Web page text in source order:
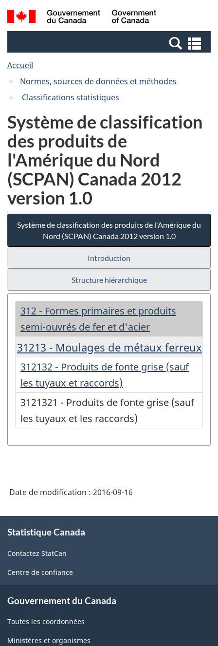
Passer
au
Passer
à
Canada
Recherche
et
et
Accueil
Normes, sources de données et méthodes
Classifications statistiques
Système de classification
des produits de
l'Amérique du Nord
(SCPAN) Canada 2012
version 1.0
Système de classification des produits de l'Amérique du
Nord (SCPAN) Canada 2012 version 1.0
Introduction
Structure hiérarchique
312 - Formes primaires et produits
semi-ouvrés de fer et d'acier
31213 - Moulages de métaux ferreux
312132 - Produits de fonte grise (sauf
les tuyaux et raccords)
3121321 - Produits de fonte grise (sauf
les tuyaux et les raccords)
Date de modification : 2016-09-16
propos
ce
site
Statistique Canada
Contactez StatCan
Centre de confiance
Gouvernement du Canada
Toutes les coordonnées
Ministères et organismes